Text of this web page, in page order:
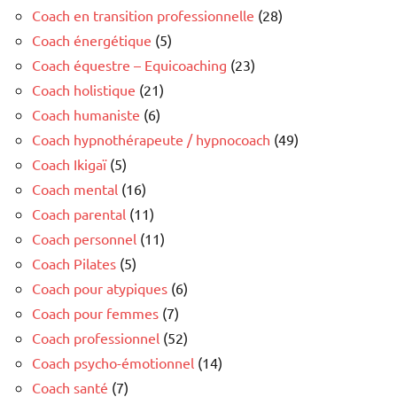
Coach en transition professionnelle (28)
Coach énergétique (5)
Coach équestre – Equicoaching (23)
Coach holistique (21)
Coach humaniste (6)
Coach hypnothérapeute / hypnocoach (49)
Coach Ikigaï(5)
Coach mental (16)
Coach parental (11)
Coach personnel (11)
Coach Pilates (5)
Coach pour atypiques (6)
Coach pour femmes (7)
Coach professionnel (52)
Coach psycho-émotionnel (14)
Coach santé (7)